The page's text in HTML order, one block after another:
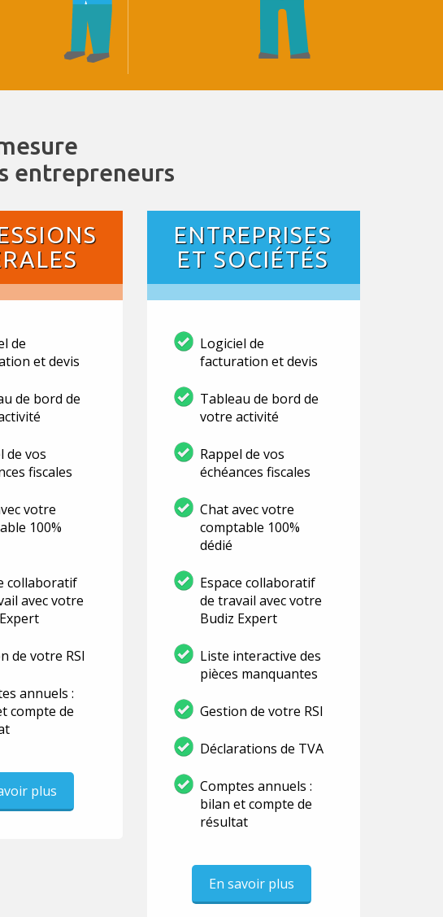
entrepreneurs
de
et devis
de bord de
de vos
fiscales
votre
100%
collaboratif
avec votre
de votre RSI
annuels :
compte de
plus
ENTREPRISES
ET SOCIÉTÉS
Logiciel de
facturation et devis
Tableau de bord de
votre activité
Rappel de vos
échéances fiscales
Chat avec votre
comptable 100%
dédié
Espace collaboratif
de travail avec votre
Budiz Expert
Liste interactive des
pièces manquantes
Gestion de votre RSI
Déclarations de TVA
Comptes annuels :
bilan et compte de
résultat
En savoir plus